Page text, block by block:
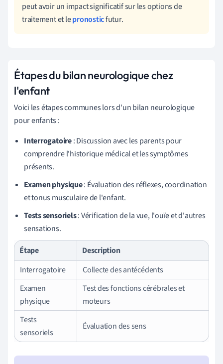
peut avoir un impact significatif sur les options de
traitement et lepronosticfutur.
Étapes du bilan neurologique chez
l'enfant
Voici les étapes communes lors d'un bilan neurologique
pour enfants :
Interrogatoire: Discussion avec les parents pour
comprendre l'historique médical et les symptômes
présents.
Examen physique: Évaluation des réflexes, coordination
et tonus musculaire de l'enfant.
Tests sensoriels: Vérification de la vue, l'ouïe et d'autres
sensations.
Étape
Description
Interrogatoire
Collecte des antécédents
Examen
physique
Test des fonctions cérébrales et
moteurs
Tests
sensoriels
Évaluation des sens